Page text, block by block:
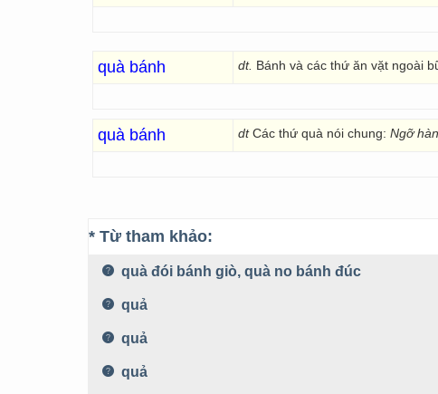
quà bánh dt. Bánh và các thứ ăn vặt ngoài
quà bánh dtCác thứ quà nói chung: Ngỡ
* Từ tham khảo:
quà đói bánh giò, quà no bánh đúc
quả
quả
quả